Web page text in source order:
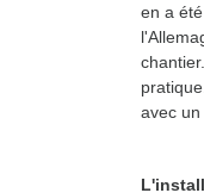
en a
avec